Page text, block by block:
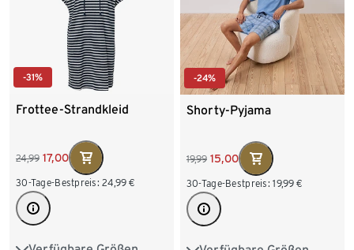
-31%
Frottee-Strandkleid
24,99 17,00
30-Tage-Bestpreis: 24,99 €
-24%
Shorty-Pyjama
19,99 15,00
30-Tage-Bestpreis: 19,99 €